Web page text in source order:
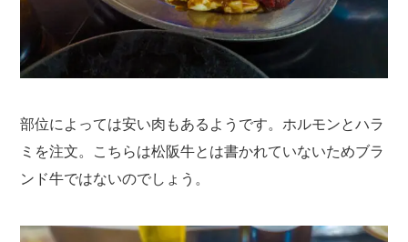
部位によっては安い肉もあるようです。ホルモンとハラ
ミを注文。こちらは松阪牛とは書かれていないためブラ
ンド牛ではないのでしょう。